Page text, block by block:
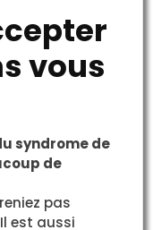
vous
syndrome de
de
pas
est aussi